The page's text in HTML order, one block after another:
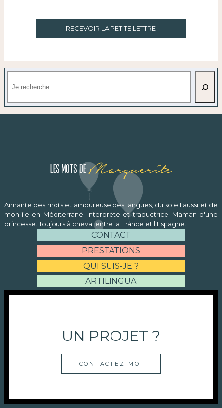
RECEVOIR LA PETITE LETTRE
Les mots de Marguerite
Aimante des mots et amoureuse des langues, du soleil aussi et de
mon île en Méditerrané. Interprète et traductrice. Maman d'une
princesse. Toujours à cheval entre la France et l'Espagne.
CONTACT
PRESTATIONS
QUI SUIS-JE ?
ARTILINGUA
UN PROJET ?
CONTACTEZ-MOI